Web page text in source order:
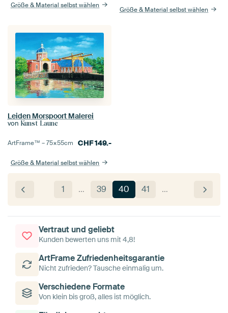
Größe & Material selbst wählen
Größe & Material selbst wählen
Leiden Morspoort Malerei
von Kunst Laune
ArtFrame™ –75×55cm CHF149.-
Größe & Material selbst wählen
1 … 39 40 41 …
Vertraut und geliebt
Kunden bewerten uns mit 4,8!
ArtFrame Zufriedenheitsgarantie
Nicht zufrieden? Tausche einmalig um.
Verschiedene Formate
Von klein bis groß, alles ist möglich.